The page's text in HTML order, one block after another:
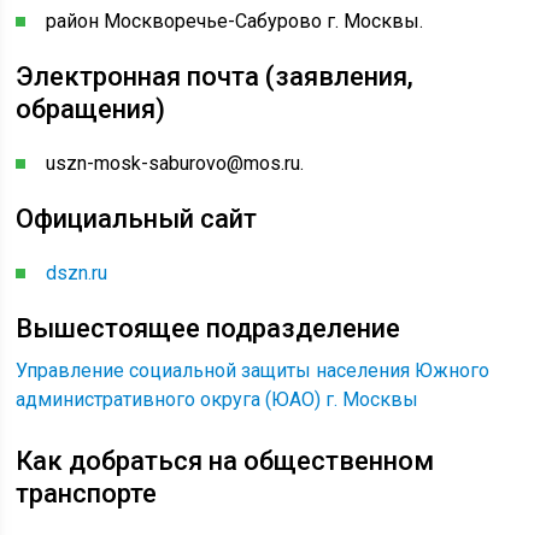
район Москворечье-Сабурово г. Москвы.
Электронная почта (заявления,
обращения)
uszn-mosk-saburovo@mos.ru.
Официальный сайт
dszn.ru
Вышестоящее подразделение
Управление социальной защиты населения Южного
административного округа (ЮАО) г. Москвы
Как добраться на общественном
транспорте